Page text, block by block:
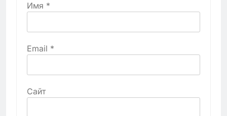
Имя *
Email *
Сайт